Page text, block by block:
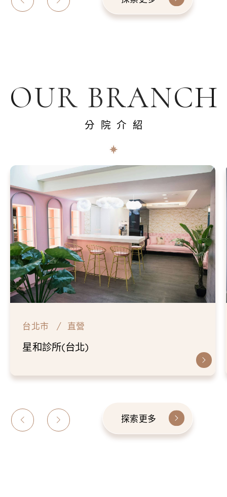
OUR BRANCH
分院介紹
台北市 直營
星和診所(台北)
探索更多